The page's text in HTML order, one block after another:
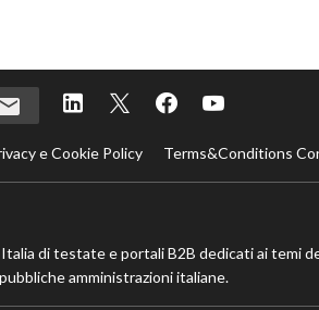
e Cookie Policy Terms&Conditions
di testate e portali B2B dedicati ai temi
amministrazioni italiane.